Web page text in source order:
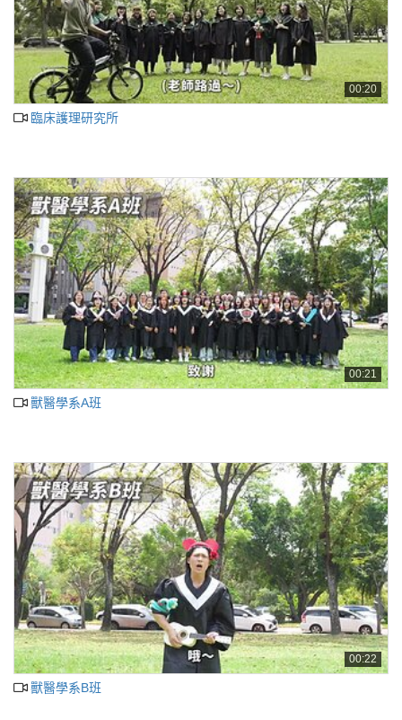
00:20
臨床護理研究所
00:21
獸醫學系A班
00:22
獸醫學系B班